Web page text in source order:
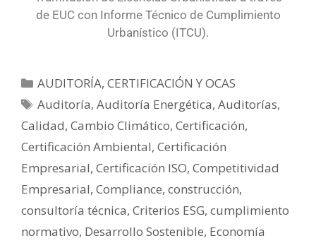
de EUC con Informe Técnico de Cumplimiento
Urbanístico (ITCU).
AUDITORÍA, CERTIFICACIÓN Y OCAS
Auditoría,Auditoría Energética,Auditorías,
Calidad, Cambio Climático, Certificación,
Certificación Ambiental, Certificación
Empresarial, Certificación ISO, Competitividad
Empresarial, Compliance, construcción,
consultoría técnica, Criterios ESG, cumplimiento
normativo, Desarrollo Sostenible, Economía